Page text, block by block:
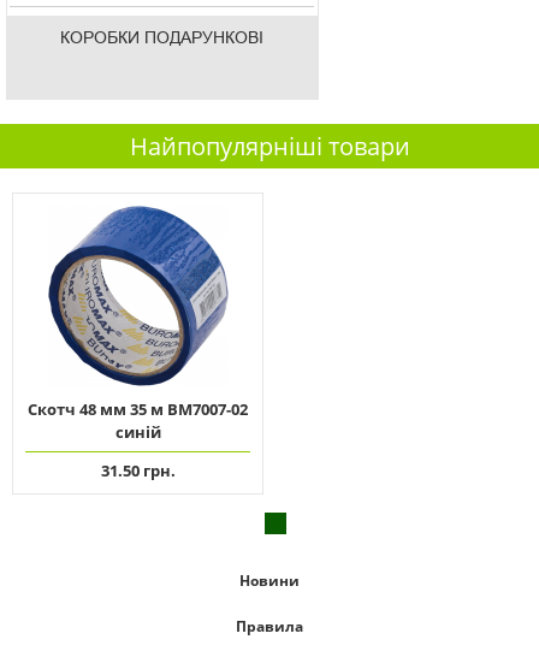
КОРОБКИ ПОДАРУНКОВІ
Найпопулярніші товари
Скотч 48 мм 35 м ВМ7007-02
синій
31.50 грн.
Новини
Правила